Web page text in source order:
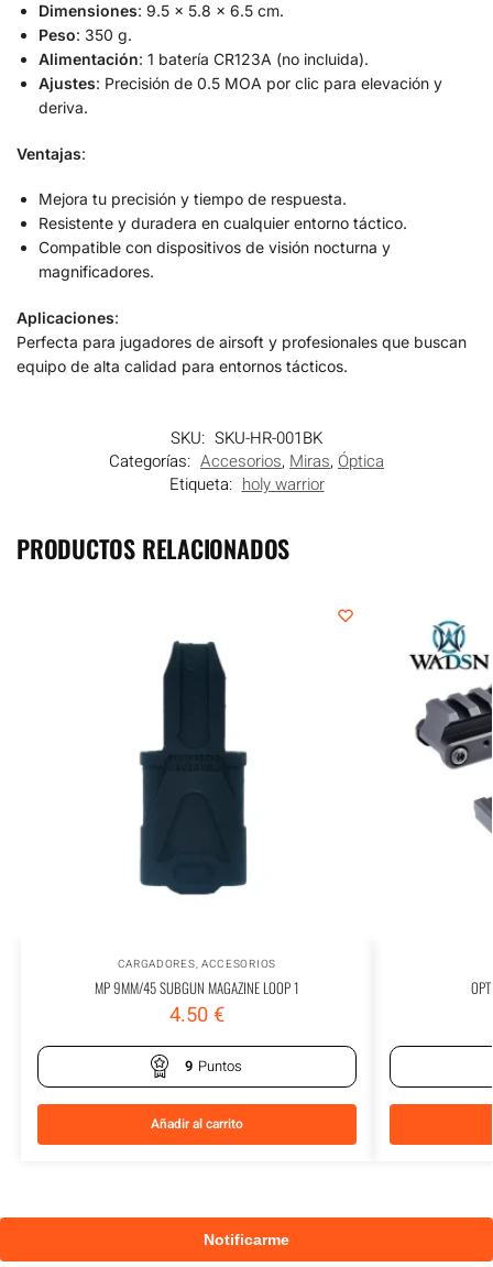
Dimensiones: 9.5 x 5.8 x 6.5 cm.
Peso: 350 g.
Alimentación: 1 batería CR123A (no incluida).
Ajustes: Precisión de 0.5 MOA por clic para elevación y
deriva.
Ventajas:
Mejora tu precisión y tiempo de respuesta.
Resistente y duradera en cualquier entorno táctico.
Compatible con dispositivos de visión nocturna y
magnificadores.
Aplicaciones:
Perfecta para jugadores de airsoft y profesionales que buscan
equipo de alta calidad para entornos tácticos.
SKU: SKU-HR-001BK
Categorías: Accesorios, Miras, Óptica
Etiqueta: holy warrior
PRODUCTOS RELACIONADOS
CARGADORES, ACCESORIOS
MP 9MM/45 SUBGUN MAGAZINE LOOP 1
4.50€
9 Puntos
Añadir al carrito